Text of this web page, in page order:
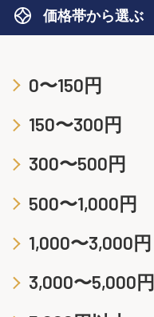
価格帯から選ぶ
0〜150円
150〜300円
300〜500円
500〜1,000円
1,000〜3,000円
3,000〜5,000円